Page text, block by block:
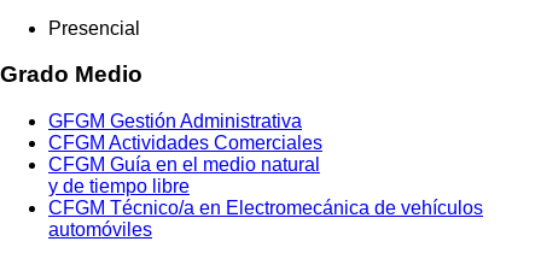
Presencial
Grado Medio
GFGM Gestión Administrativa
CFGM Actividades Comerciales
CFGM Guía en el medio natural
y de tiempo libre
CFGM Técnico/a en Electromecánica de vehículos
automóviles